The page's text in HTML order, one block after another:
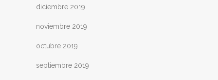
diciembre 2019
noviembre 2019
octubre 2019
septiembre 2019